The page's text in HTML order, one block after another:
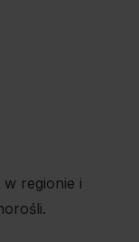
regionie i